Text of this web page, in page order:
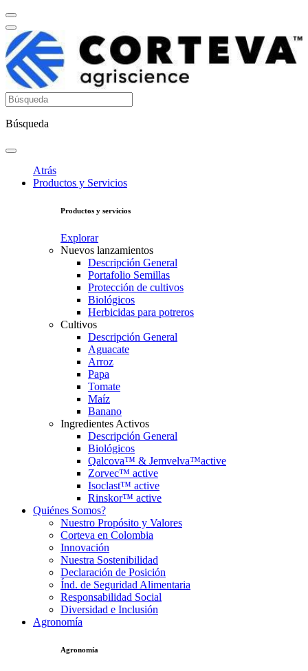
Búsqueda
Atrás
Productos y Servicios
Productos y servicios
Explorar
Nuevos lanzamientos
Descripción General
Portafolio Semillas
Protección de cultivos
Biológicos
Herbicidas para potreros
Cultivos
Descripción General
Aguacate
Arroz
Papa
Tomate
Maíz
Banano
Ingredientes Activos
Descripción General
Biológicos
Qalcova™ & Jemvelva™active
Zorvec™ active
Isoclast™ active
Rinskor™ active
Quiénes Somos?
Nuestro Propósito y Valores
Corteva en Colombia
Innovación
Nuestra Sostenibilidad
Declaración de Posición
Índ. de Seguridad Alimentaria
Responsabilidad Social
Diversidad e Inclusión
Agronomía
Agronomía